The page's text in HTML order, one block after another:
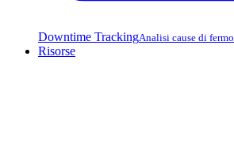
Downtime TrackingAnalisi cause di fermo
Risorse